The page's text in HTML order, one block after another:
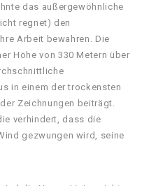
das außergewöhnliche
regnet) den
Arbeit bewahren. Die
Höhe von 330 Metern über
in einem der trockensten
Zeichnungen beiträgt.
verhindert, dass die
gezwungen wird, seine